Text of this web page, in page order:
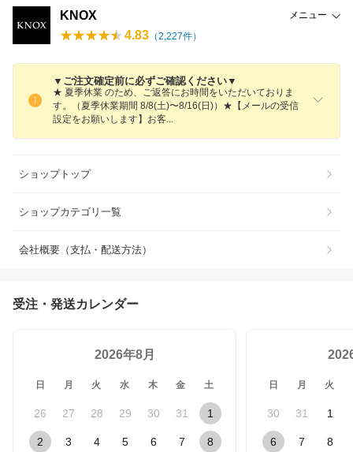
KNOX メニュー
4.83 （2,227件）
▼ご注文確定前に必ずご確認ください▼
★ 夏季休業 のため、ご返答にお時間をいただいておりま
す。（夏季休業期間 8/8(土)〜8/16(日)）★【メールの受信
設定をお願いします】お客
ショップトップ
ショップカテゴリ一覧
会社概要（支払・配送方法）
受注・発送カレンダー
2026年8月
日 月 火 水 木 金 土
26 27 28 29 30 31 1
2 3 4 5 6 7 8
日 月 火
30 31 1
6 7 8